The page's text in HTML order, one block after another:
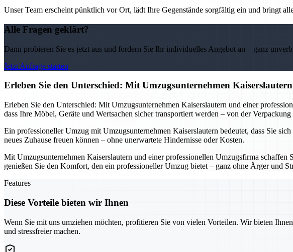
Unser Team erscheint pünktlich vor Ort, lädt Ihre Gegenstände sorgfältig ein und bringt
Alle Fragen geklärt?
Dann probieren Sie es jetzt aus und fordern Sie Ihr individuelles Angebot an – ganz
Jetzt Anfrage starten
Erleben Sie den Unterschied: Mit Umzugsunternehmen
Erleben Sie den Unterschied: Mit Umzugsunternehmen Kaiserslautern und einer
dass Ihre Möbel, Geräte und Wertsachen sicher transportiert werden – von der
Ein professioneller Umzug mit Umzugsunternehmen Kaiserslautern bedeutet, dass Sie
neues Zuhause freuen können – ohne unerwartete Hindernisse oder Kosten.
Mit Umzugsunternehmen Kaiserslautern und einer professionellen Umzugsfirma schaffen
genießen Sie den Komfort, den ein professioneller Umzug bietet – ganz ohne Ärger und
Features
Diese Vorteile bieten wir Ihnen
Wenn Sie mit uns umziehen möchten, profitieren Sie von vielen Vorteilen. Wir bieten
und stressfreier machen.